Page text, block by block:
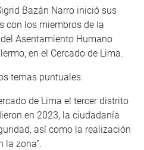
Bazán Narro inició sus
con los miembros de la
Asentamiento Humano
en el Cercado de Lima.
temas puntuales:
de Lima el tercer distrito
en 2023, la ciudadanía
así como la realización
la zona”.